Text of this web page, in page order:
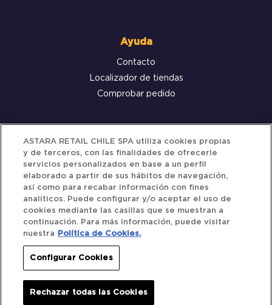
Ayuda
Contacto
Localizador de tiendas
Comprobar pedido
Servicio al cliente
Términos y Condiciones
Política de privacidad
Política de Cookies
Siguenos
Redes Sociales
ASTARA RETAIL CHILE SPA utiliza cookies propias
y de terceros, con las finalidades de ofrecerle
servicios personalizados en base a un perfil
elaborado a partir de sus hábitos de navegación,
así como para recabar información con fines
analíticos. Puede configurar y/o aceptar el uso de
cookies mediante las casillas que se muestran a
continuación. Para más información, puede visitar
nuestra
Política de Cookies.
Configurar Cookies
Rechazar todas las Cookies